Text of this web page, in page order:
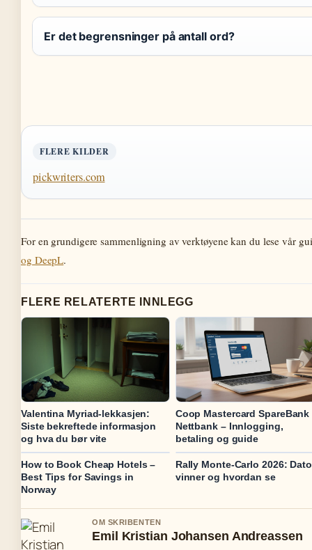
Er det begrensninger på antall ord?
FLERE KILDER
pickwriters.com
For en grundigere sammenligning av verktøyene kan du lese vår
og DeepL.
FLERE RELATERTE INNLEGG
Valentina Myriad-lekkasjen:
Siste bekreftede informasjon
og hva du bør vite
Coop Mastercard SpareBank
Nettbank – Innlogging,
betaling og guide
How to Book Cheap Hotels –
Best Tips for Savings in
Norway
Rally Monte-Carlo 2026:
vinner og hvordan se
OM SKRIBENTEN
Emil Kristian Johansen Andreassen